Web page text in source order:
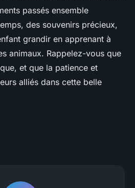
passés ensemble
des souvenirs précieux,
grandir en apprenant à
animaux. Rappelez-vous que
et que la patience et
alliés dans cette belle